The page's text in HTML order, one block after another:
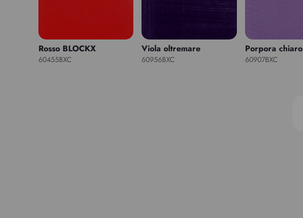
Rosso BLOCKX
60455BXC
Viola oltremare
60956BXC
Porpora chiaro
60907BXC